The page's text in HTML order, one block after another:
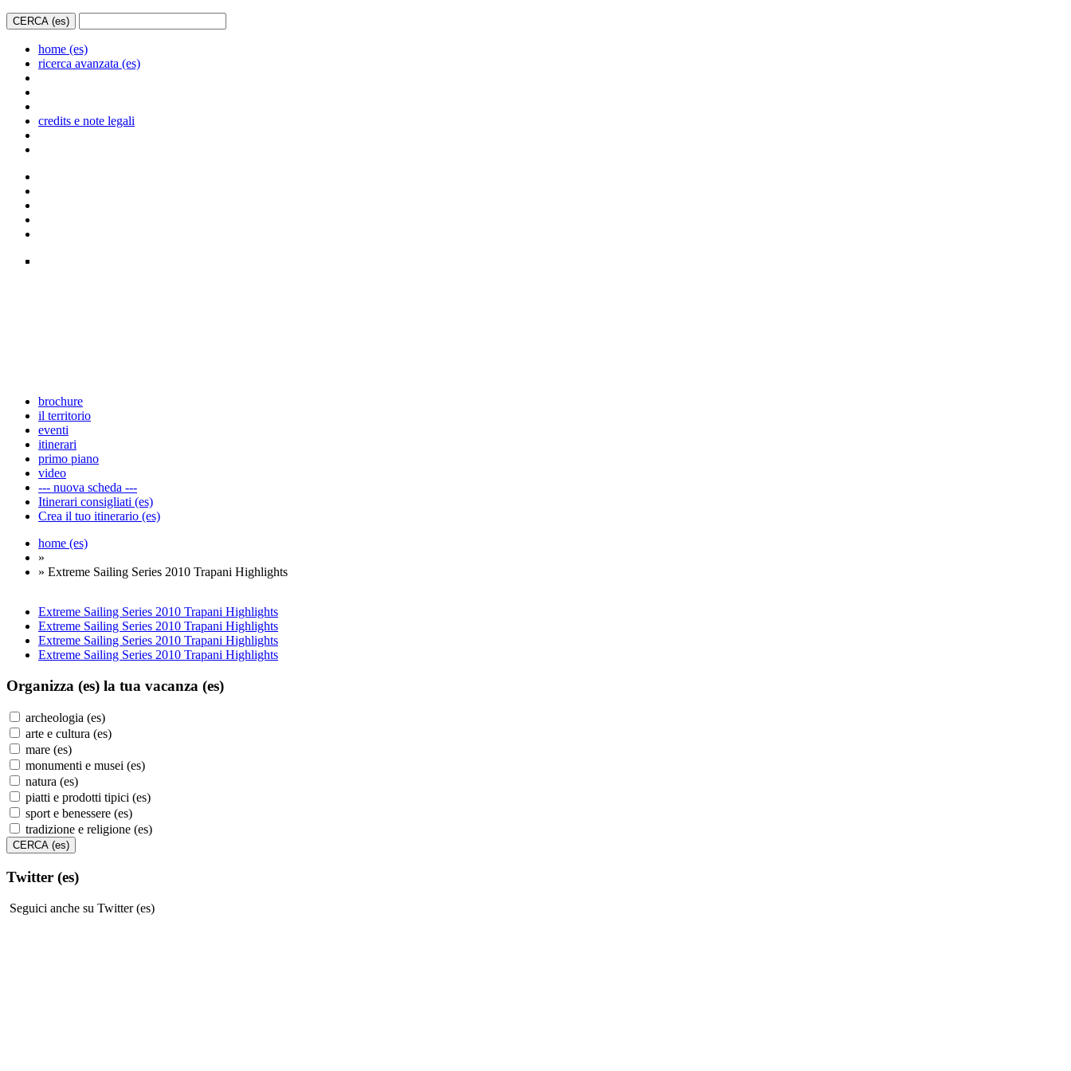
home (es)
ricerca avanzata (es)
credits e note legali
brochure
il territorio
eventi
itinerari
primo piano
video
--- nuova scheda ---
Itinerari consigliati (es)
Crea il tuo itinerario (es)
home (es)
»
» Extreme Sailing Series 2010 Trapani Highlights
Extreme Sailing Series 2010 Trapani Highlights
Extreme Sailing Series 2010 Trapani Highlights
Extreme Sailing Series 2010 Trapani Highlights
Extreme Sailing Series 2010 Trapani Highlights
Organizza (es) la tua vacanza (es)
archeologia (es)
arte e cultura (es)
mare (es)
monumenti e musei (es)
natura (es)
piatti e prodotti tipici (es)
sport e benessere (es)
tradizione e religione (es)
Twitter (es)
Seguici anche su Twitter (es)